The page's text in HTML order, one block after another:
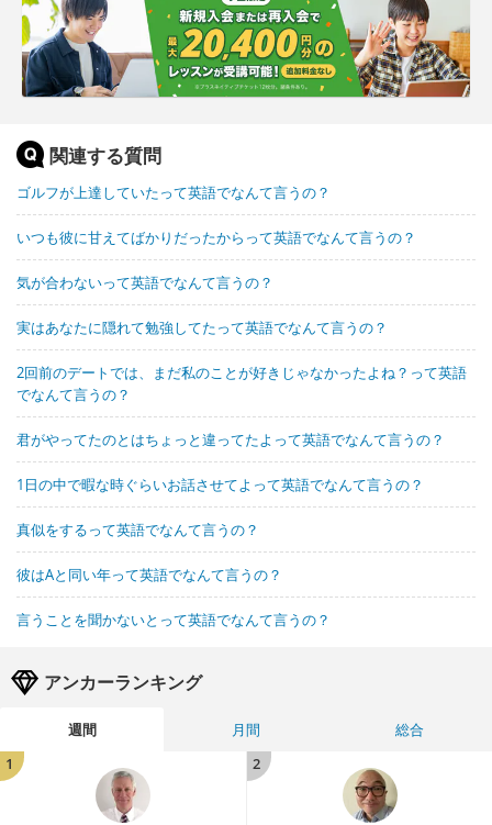
関連する質問
ゴルフが上達していたって英語でなんて言うの？
いつも彼に甘えてばかりだったからって英語でなんて言うの？
気が合わないって英語でなんて言うの？
実はあなたに隠れて勉強してたって英語でなんて言うの？
2回前のデートでは、まだ私のことが好きじゃなかったよね？って英語
でなんて言うの？
君がやってたのとはちょっと違ってたよって英語でなんて言うの？
1日の中で暇な時ぐらいお話させてよって英語でなんて言うの？
真似をするって英語でなんて言うの？
彼はAと同い年って英語でなんて言うの？
言うことを聞かないとって英語でなんて言うの？
アンカーランキング
週間 月間
総合
1
2